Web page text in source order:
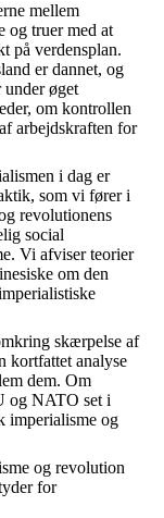
mellem
og truer med at
på verdensplan.
er dannet, og
øget
om kontrollen
arbejdskraften for
i dag er
som vi fører i
revolutionens
social
Vi afviser teorier
om den
skærpelse af
kortfattet analyse
dem. Om
og NATO set i
imperialisme og
og revolution
for